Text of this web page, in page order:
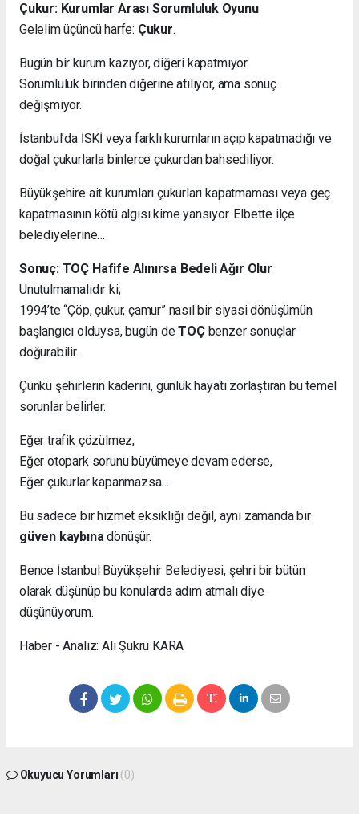
Çukur: Kurumlar Arası Sorumluluk Oyunu
Gelelim üçüncü harfe: Çukur.
Bugün bir kurum kazıyor, diğeri kapatmıyor.
Sorumluluk birinden diğerine atılıyor, ama sonuç
değişmiyor.
İstanbul’da İSKİ veya farklı kurumların açıp kapatmadığı ve
doğal çukurlarla binlerce çukurdan bahsediliyor.
Büyükşehire ait kurumları çukurları kapatmaması veya geç
kapatmasının kötü algısı kime yansıyor. Elbette ilçe
belediyelerine…
Sonuç: TOÇ Hafife Alınırsa Bedeli Ağır Olur
Unutulmamalıdır ki;
1994’te “Çöp, çukur, çamur” nasıl bir siyasi dönüşümün
başlangıcı olduysa, bugün deTOÇbenzer sonuçlar
doğurabilir.
Çünkü şehirlerin kaderini, günlük hayatı zorlaştıran bu temel
sorunlar belirler.
Eğer trafik çözülmez,
Eğer otopark sorunu büyümeye devam ederse,
Eğer çukurlar kapanmazsa…
Bu sadece bir hizmet eksikliği değil, aynı zamanda bir
güven kaybınadönüşür.
Bence İstanbul Büyükşehir Belediyesi, şehri bir bütün
olarak düşünüp bu konularda adım atmalı diye
düşünüyorum.
Haber - Analiz: Ali Şükrü KARA
Okuyucu Yorumları (0)